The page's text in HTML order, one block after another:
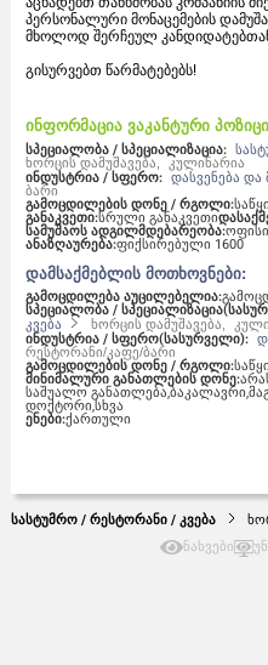
ინფორმაცია ვაკანტური
სპეციალობა / სპეციალიზაცია:
ხორცის დამუშავება,
კულინარია
ინდუსტრია / სფერო: დასვენება და
ბარი
გამოცდილების დონე / რგოლი:
განაკვეთი:სრული განაკვეთი
სამუშაოს ადგილმდებარეობა:
ანაზღაურება:ფიქსირებული 1600
დამსაქმებლის მოთხოვნები:
გამოცდილება აუცილებელია:
სპეციალობა /
კვება
ხორცის დამუშავება,
ინდუსტრია / სფერო(სასურველი):
რესტორანი/კაფე/ბარი
გამოცდილების დონე / რგოლი:
მინიმალური განათლების დონე:
საშუალო განათლება,ბაკალავრი,
დოქტორი,სხვა
ენები:ქართული
პერსონალური მონაცემების
მხოლოდ შერჩეულ
გისურვებთ წარმატებებს!
სასტუმრო / რესტორანი / კვება
ნახვები